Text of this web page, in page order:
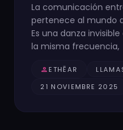
La comunicación
pertenece al mundo
Es una danza
la misma frecuencia,
personETHĒAR
21 NOVIEMBRE 2025